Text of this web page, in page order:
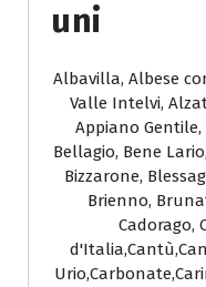
Uni
Albavilla, Albese
Valle Intelvi,
Appiano Gentile,
Bellagio, Bene
Bizzarone,
Brienno,
Cadorago,